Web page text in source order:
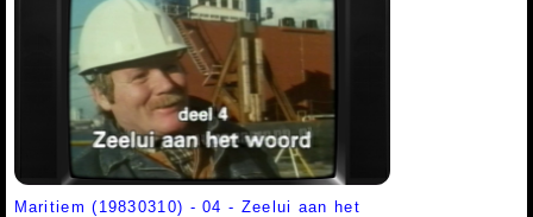
Maritiem (19830310) - 04 - Zeelui aan het